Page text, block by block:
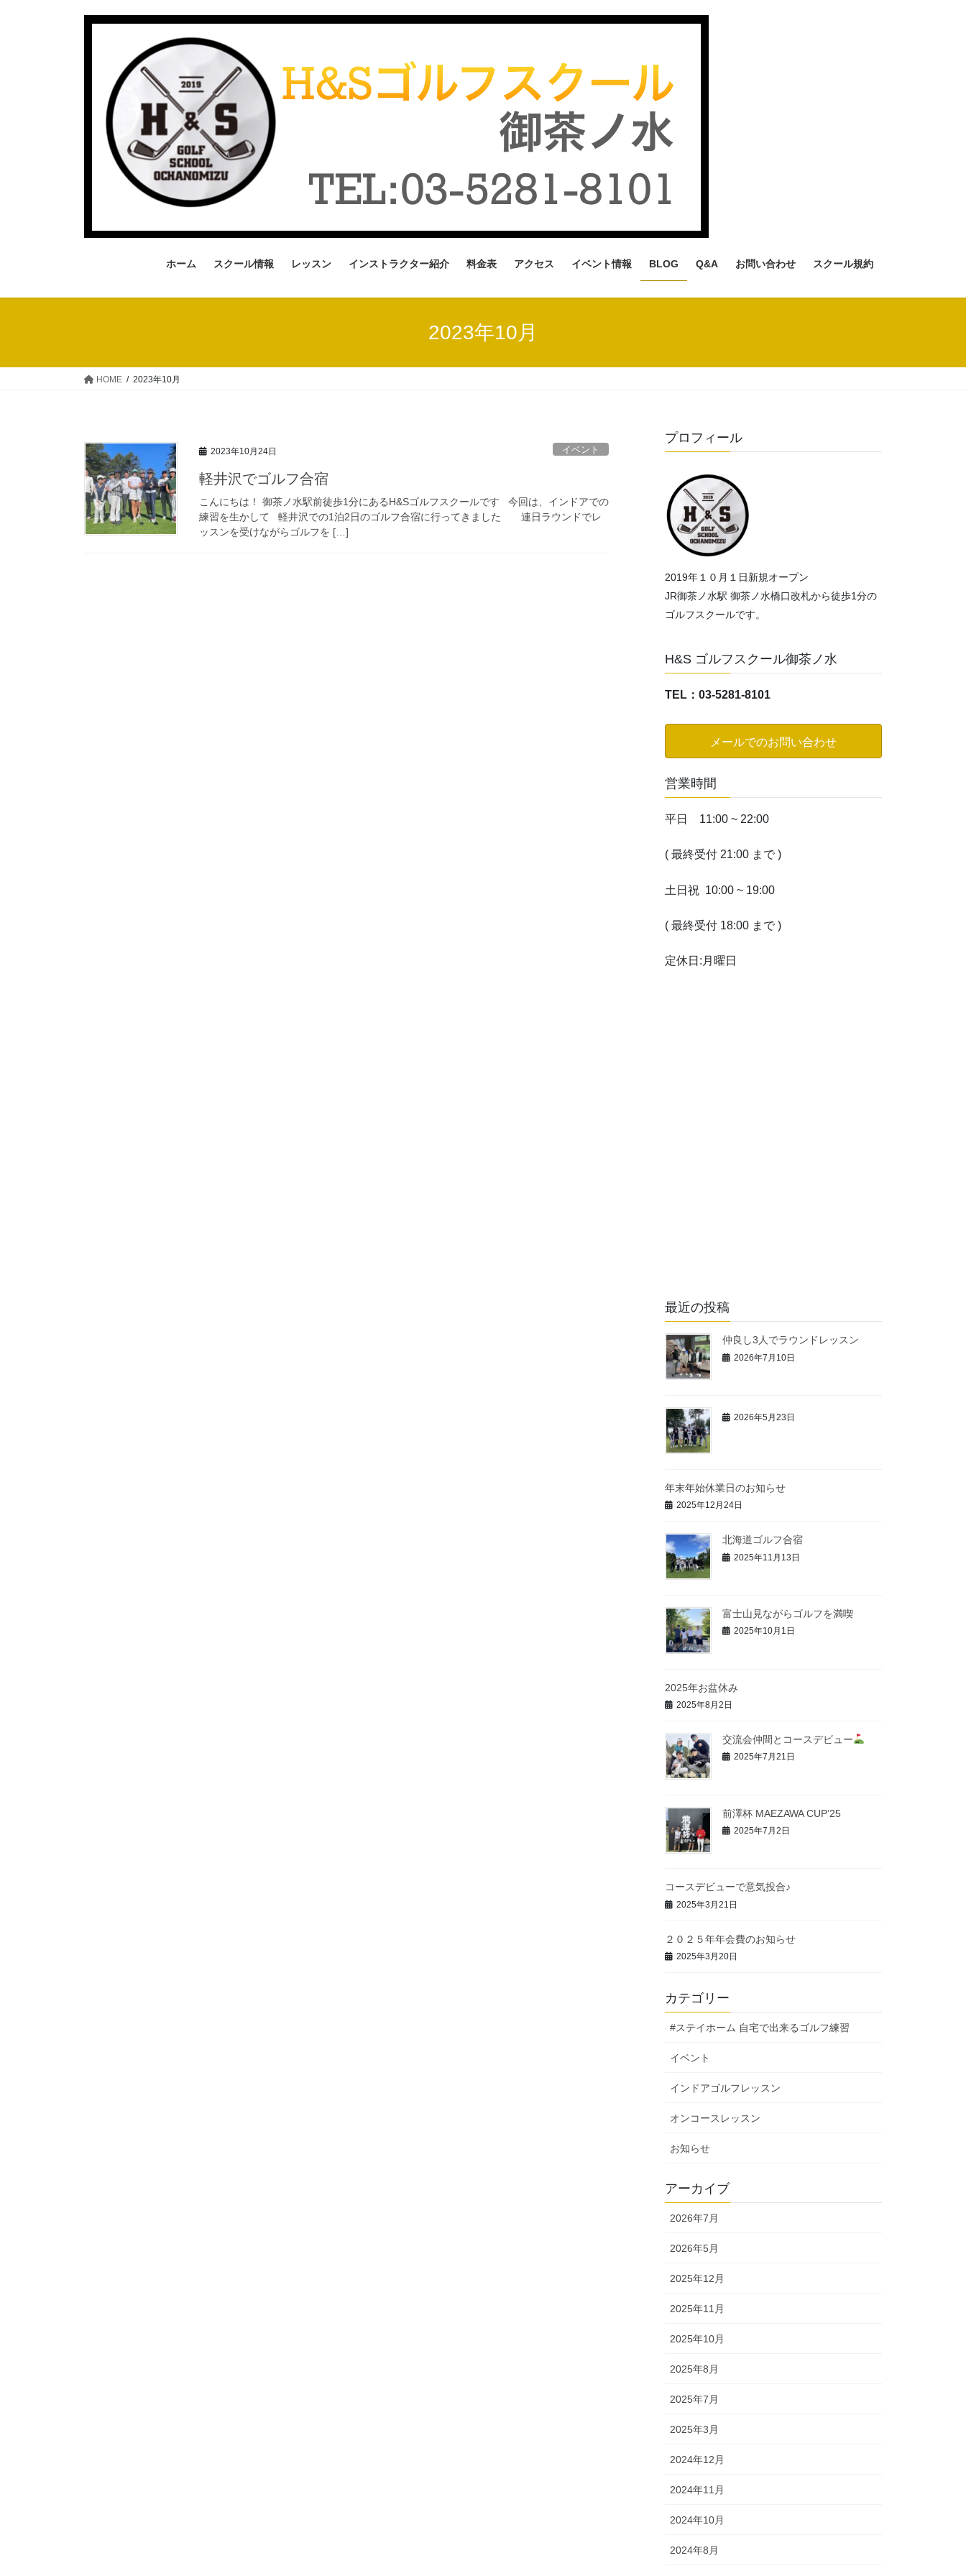
ホーム スクール情報 レッスン インストラクター紹介 料金表 アクセス イベント情報 BLOG Q&A お問い合わせ スクール規約
2023年10月
HOME 2023年10月
2023年10月24日 イベント
軽井沢でゴルフ合宿
こんにちは！ 御茶ノ水駅前徒歩1分にあるH&Sゴルフスクールです 今回は、インドアでの
練習を生かして 軽井沢での1泊2日のゴルフ合宿に行ってきました 連日ラウンドでレ
ッスンを受けながらゴルフを […]
プロフィール
2019年１０月１日新規オープン
JR御茶ノ水駅 御茶ノ水橋口改札から徒歩1分の
ゴルフスクールです。
H&S ゴルフスクール御茶ノ水
TEL：03-5281-8101
メールでのお問い合わせ
営業時間
平日 11:00 ~ 22:00
( 最終受付 21:00 まで )
土日祝 10:00 ~ 19:00
( 最終受付 18:00 まで )
定休日:月曜日
最近の投稿
仲良し3人でラウンドレッスン
2026年7月10日
2026年5月23日
年末年始休業日のお知らせ
2025年12月24日
北海道ゴルフ合宿
2025年11月13日
富士山見ながらゴルフを満喫
2025年10月1日
2025年お盆休み
2025年8月2日
交流会仲間とコースデビュー
2025年7月21日
前澤杯 MAEZAWA CUP’25
2025年7月2日
コースデビューで意気投合♪
2025年3月21日
２０２５年年会費のお知らせ
2025年3月20日
カテゴリー
#ステイホーム 自宅で出来るゴルフ練習
イベント
インドアゴルフレッスン
オンコースレッスン
お知らせ
アーカイブ
2026年7月
2026年5月
2025年12月
2025年11月
2025年10月
2025年8月
2025年7月
2025年3月
2024年12月
2024年11月
2024年10月
2024年8月